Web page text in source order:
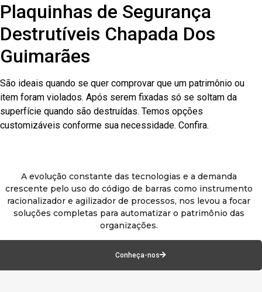
Plaquinhas de Segurança
Destrutíveis Chapada Dos
Guimarães
São ideais quando se quer comprovar que um patrimônio ou
item foram violados. Após serem fixadas só se soltam da
superfície quando são destruídas. Temos opções
customizáveis conforme sua necessidade. Confira.
A evolução constante das tecnologias e a demanda
crescente pelo uso do código de barras como instrumento
racionalizador e agilizador de processos, nos levou a focar
soluções completas para automatizar o patrimônio das
organizações.
Conheça-nos